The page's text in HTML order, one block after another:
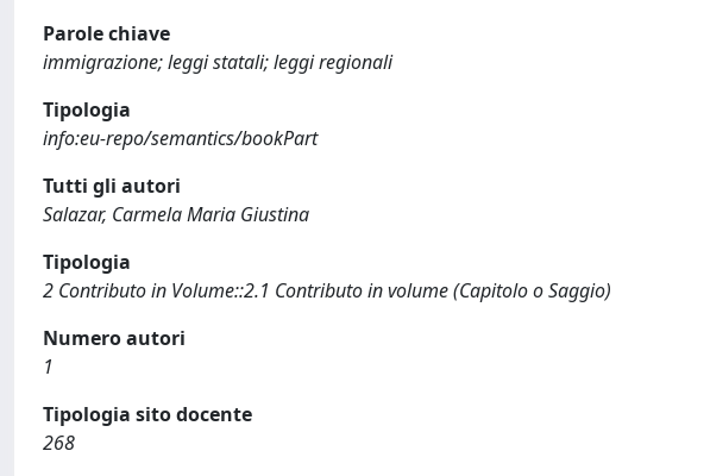
Parole chiave
immigrazione; leggi statali; leggi regionali
Tipologia
info:eu-repo/semantics/bookPart
Tutti gli autori
Salazar, Carmela Maria Giustina
Tipologia
2 Contributo in Volume::2.1 Contributo in volume (Capitolo o Saggio)
Numero autori
1
Tipologia sito docente
268